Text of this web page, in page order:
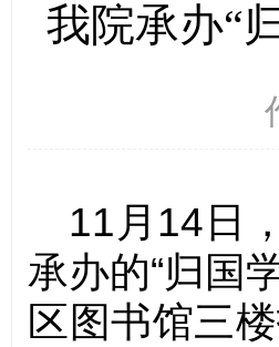
我院承办“
11 月 14 日
承办的“归国
区图书馆三